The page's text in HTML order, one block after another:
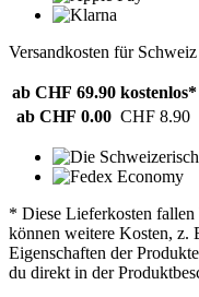
Versandkosten für Schweiz
ab CHF 69.90 kostenlos*
ab CHF 0.00 CHF 8.90
* Diese Lieferkosten fallen
können weitere Kosten, z.
Eigenschaften der
du direkt in der